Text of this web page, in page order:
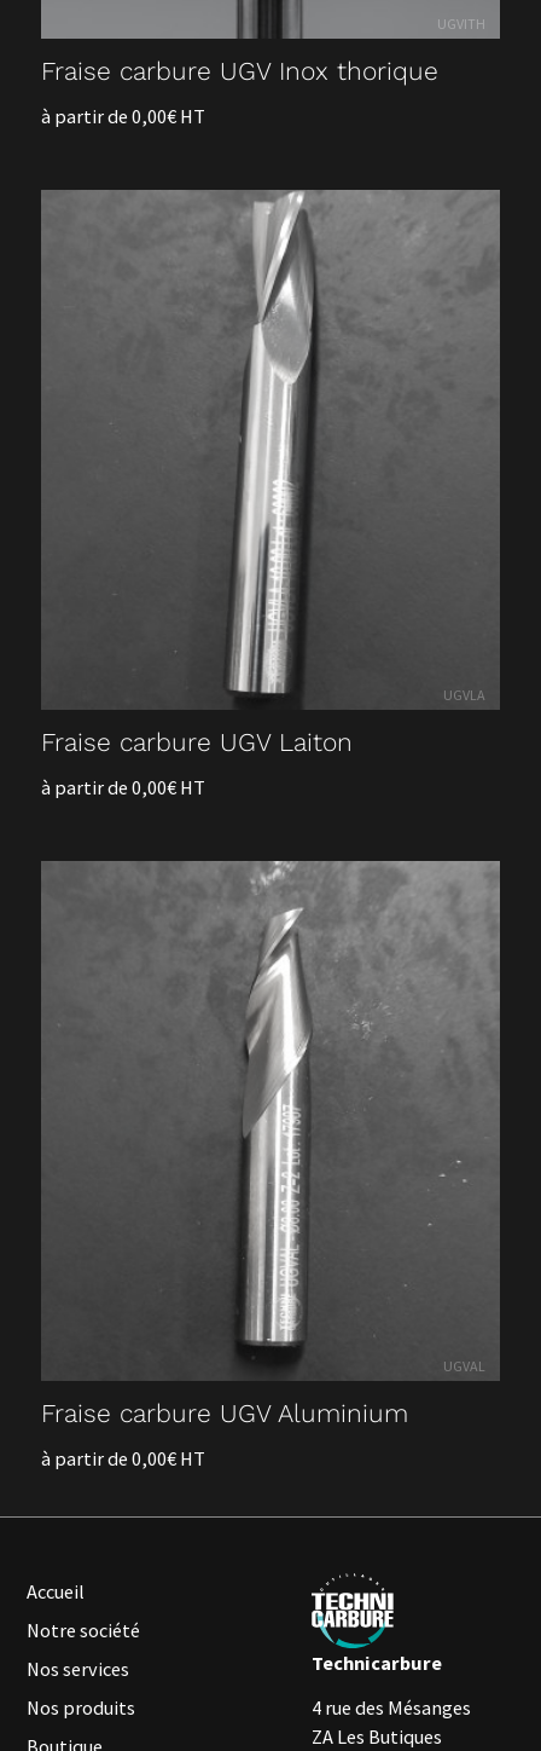
Fraise carbure UGV Inox thorique
UGVITH
à partir de 0,00€ HT
Fraise carbure UGV Laiton
UGVLA
à partir de 0,00€ HT
Fraise carbure UGV Aluminium
UGVAL
à partir de 0,00€ HT
Accueil
Notre société
Nos services
Nos produits
Technicarbure
4 rue des Mésanges
ZA Les Butiques